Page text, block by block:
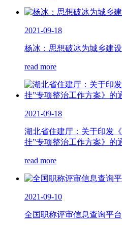
2021-09-18
杨冰：思想破冰为城乡建
read more
2021-09-18
湖北省住建厅：关于印发
挂”专项整治工作方案》的
read more
2021-09-10
全国职称评审信息查询平